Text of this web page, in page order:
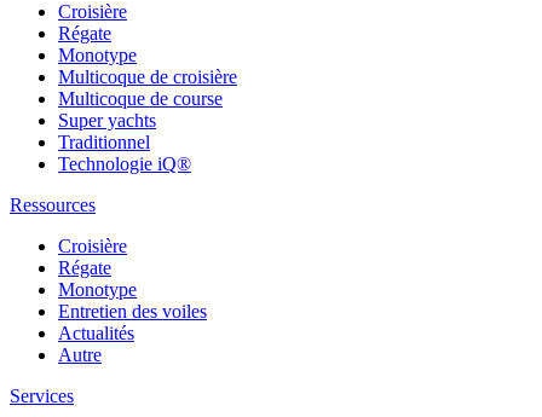
Croisière
Régate
Monotype
Multicoque de croisière
Multicoque de course
Super yachts
Traditionnel
Technologie iQ®
Ressources
Croisière
Régate
Monotype
Entretien des voiles
Actualités
Autre
Services